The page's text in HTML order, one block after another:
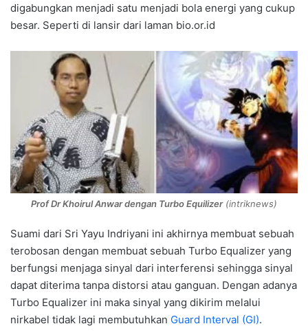
digabungkan menjadi satu menjadi bola energi yang cukup
besar. Seperti di lansir dari laman bio.or.id
Prof Dr Khoirul Anwar dengan Turbo Equilizer(intriknews)
Suami dari Sri Yayu Indriyani ini akhirnya membuat sebuah
terobosan dengan membuat sebuah Turbo Equalizer yang
berfungsi menjaga sinyal dari interferensi sehingga sinyal
dapat diterima tanpa distorsi atau ganguan. Dengan adanya
Turbo Equalizer ini maka sinyal yang dikirim melalui
nirkabel tidak lagi membutuhkan Guard Interval (GI).